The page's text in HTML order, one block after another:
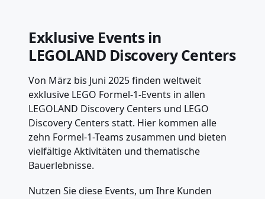
Exklusive Events in
LEGOLAND Discovery Centers
Von März bis Juni 2025 finden weltweit
exklusive LEGO Formel-1-Events in allen
LEGOLAND Discovery Centers und LEGO
Discovery Centers statt. Hier kommen alle
zehn Formel-1-Teams zusammen und bieten
vielfältige Aktivitäten und thematische
Bauerlebnisse.
Nutzen Sie diese Events, um Ihre Kunden